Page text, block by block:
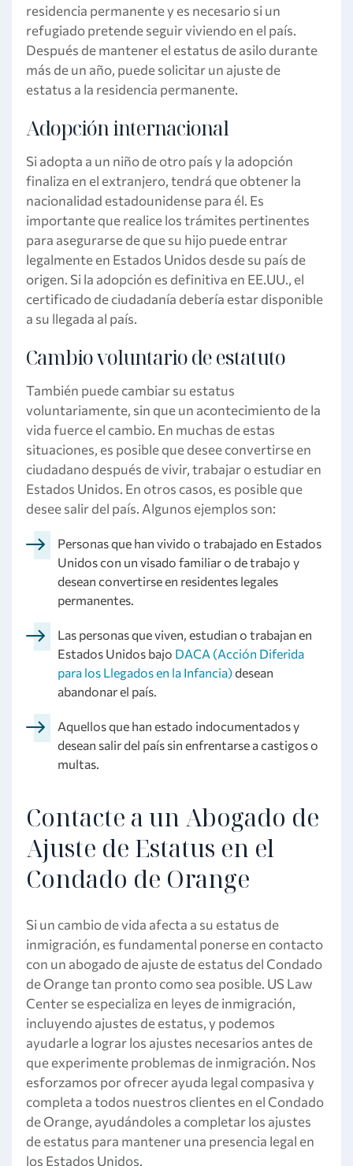
residencia permanente y es necesario si un
refugiado pretende seguir viviendo en el país.
Después de mantener el estatus de asilo durante
más de un año, puede solicitar un ajuste de
estatus a la residencia permanente.
Adopción internacional
Si adopta a un niño de otro país y la adopción
finaliza en el extranjero, tendrá que obtener la
nacionalidad estadounidense para él. Es
importante que realice los trámites pertinentes
para asegurarse de que su hijo puede entrar
legalmente en Estados Unidos desde su país de
origen. Si la adopción es definitiva en EE.UU., el
certificado de ciudadanía debería estar disponible
a su llegada al país.
Cambio voluntario de estatuto
También puede cambiar su estatus
voluntariamente, sin que un acontecimiento de la
vida fuerce el cambio. En muchas de estas
situaciones, es posible que desee convertirse en
ciudadano después de vivir, trabajar o estudiar en
Estados Unidos. En otros casos, es posible que
desee salir del país. Algunos ejemplos son:
Personas que han vivido o trabajado en Estados
Unidos con un visado familiar o de trabajo y
desean convertirse en residentes legales
permanentes.
Las personas que viven, estudian o trabajan en
Estados Unidos bajo DACA (Acción Diferida
para los Llegados en la Infancia)desean
abandonar el país.
Aquellos que han estado indocumentados y
desean salir del país sin enfrentarse a castigos o
multas.
Contacte a un Abogado de
Ajuste de Estatus en el
Condado de Orange
Si un cambio de vida afecta a su estatus de
inmigración, es fundamental ponerse en contacto
con un abogado de ajuste de estatus del Condado
de Orange tan pronto como sea posible. US Law
Center se especializa en leyes de inmigración,
incluyendo ajustes de estatus, y podemos
ayudarle a lograr los ajustes necesarios antes de
que experimente problemas de inmigración. Nos
esforzamos por ofrecer ayuda legal compasiva y
completa a todos nuestros clientes en el Condado
de Orange, ayudándoles a completar los ajustes
de estatus para mantener una presencia legal en
los Estados Unidos.